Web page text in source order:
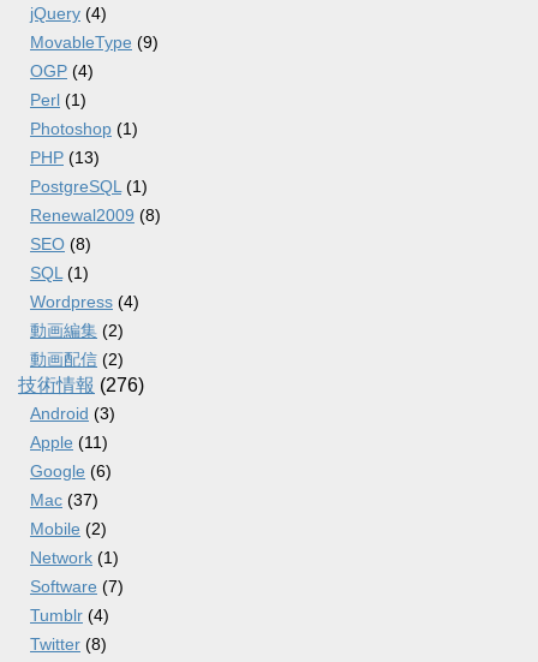
jQuery (4)
MovableType (9)
OGP (4)
Perl (1)
Photoshop (1)
PHP (13)
PostgreSQL (1)
Renewal2009 (8)
SEO (8)
SQL (1)
Wordpress (4)
動画編集 (2)
動画配信 (2)
技術情報 (276)
Android (3)
Apple (11)
Google (6)
Mac (37)
Mobile (2)
Network (1)
Software (7)
Tumblr (4)
Twitter (8)